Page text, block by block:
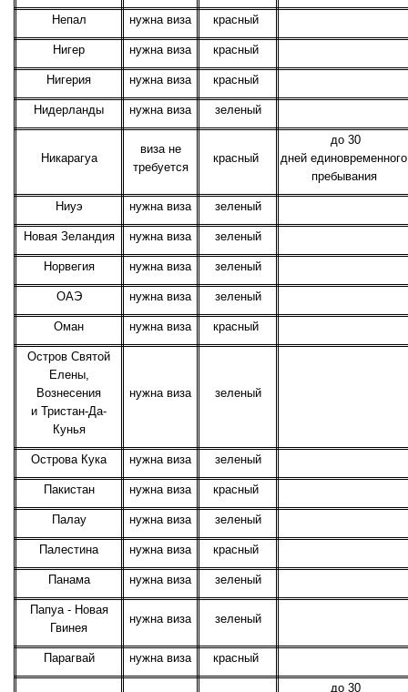
Непал нужна виза красный
Нигер нужна виза красный
Нигерия нужна виза красный
Нидерланды нужна виза зеленый
Никарагуа
виза не
требуется
красный
до 30
дней единовременного
пребывания
Ниуэ нужна виза зеленый
Новая Зеландия нужна виза зеленый
Норвегия нужна виза зеленый
ОАЭ нужна виза зеленый
Оман нужна виза красный
Остров Святой
Елены,
Вознесения
и Тристан-Да-
Кунья
нужна виза зеленый
Острова Кука нужна виза зеленый
Пакистан нужна виза красный
Палау нужна виза зеленый
Палестина нужна виза красный
Панама нужна виза зеленый
Папуа - Новая
Гвинея
нужна виза зеленый
Парагвай нужна виза красный
до 30